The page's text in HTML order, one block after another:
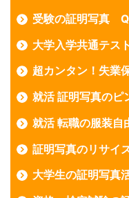
受験の証明写真
大学入学共通テス
超カンタン！失業
就活 証明写真のピ
就活 転職の服装自
証明写真のリサイ
大学生の証明写真